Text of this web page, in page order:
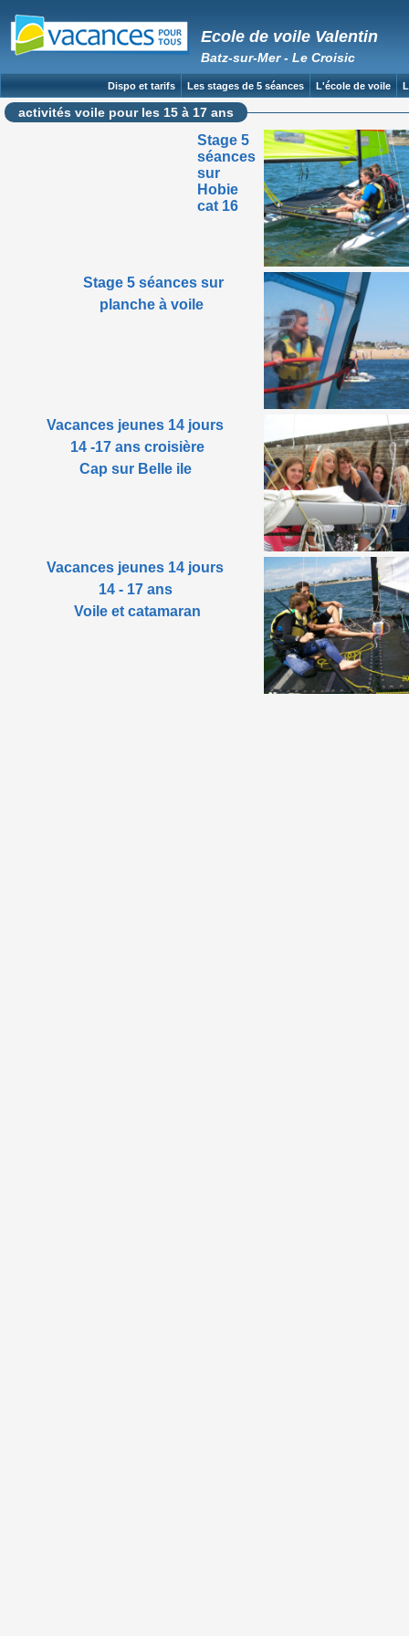
Ecole de voile Valentin
Batz-sur-Mer - Le Croisic
Dispo et tarifs Les stages de 5 séances L'école de voile
activités voile pour les 15 à 17 ans
Stage 5
séances
sur
Hobie
cat 16
Stage 5 séances sur
planche à voile
Vacances jeunes 14 jours
14 -17 ans croisière
Cap sur Belle ile
Vacances jeunes 14 jours
14 - 17 ans
Voile et catamaran